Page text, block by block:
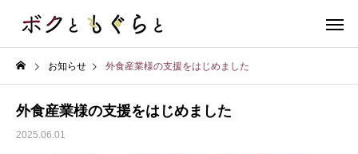
お知らせ 外食産業様の支援をはじめました
外食産業様の支援をはじめました
2025.06.01